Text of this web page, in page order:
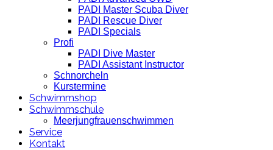
PADI Master Scuba Diver
PADI Rescue Diver
PADI Specials
Profi
PADI Dive Master
PADI Assistant Instructor
Schnorcheln
Kurstermine
Schwimmshop
Schwimmschule
Meerjungfrauenschwimmen
Service
Kontakt